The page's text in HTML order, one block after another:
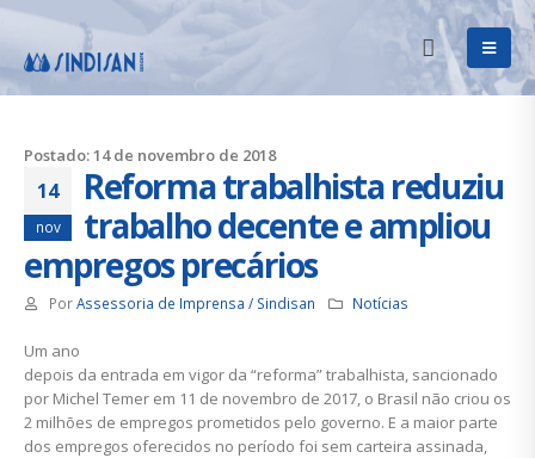
Postado: 14 de novembro de 2018
14
nov
Reforma trabalhista reduziu
trabalho decente e ampliou
empregos precários
PorAssessoria de Imprensa / Sindisan Notícias
Um ano
depois da entrada em vigor da “reforma” trabalhista, sancionado
por Michel Temer em 11 de novembro de 2017, o Brasil não criou os
2 milhões de empregos prometidos pelo governo. E a maior parte
dos empregos oferecidos no período foi sem carteira assinada,